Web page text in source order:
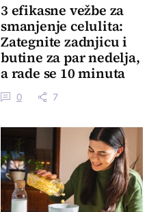
3 efikasne vežbe za
smanjenje celulita:
Zategnite zadnjicu i
butine za par nedelja,
a rade se 10 minuta
dnevno
0 7